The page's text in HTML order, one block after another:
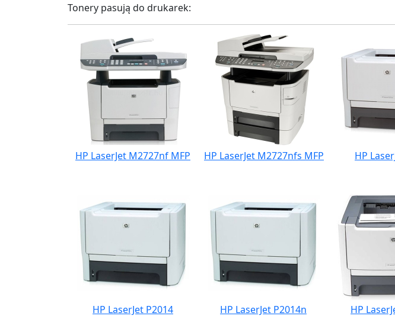
Tonery pasują do drukarek:
HP LaserJet M2727nf MFP HP LaserJet M2727nfs MFP HP
HP LaserJet P2014 HP LaserJet P2014n HP